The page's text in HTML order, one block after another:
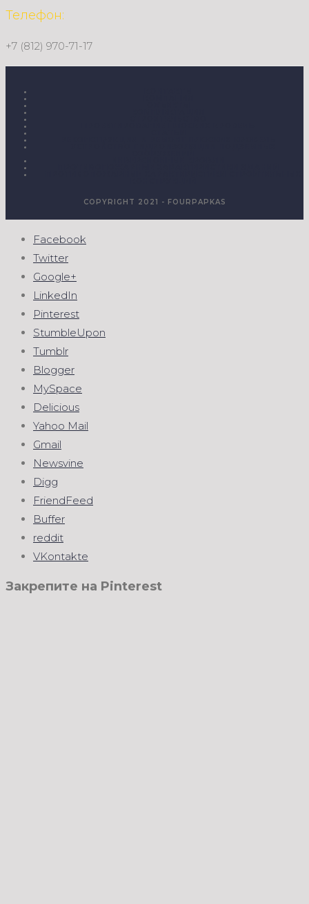
Телефон:
+7 (812) 970-71-17
COPYRIGHT 2021 - FOURPAPKAS
Facebook
Twitter
Google+
LinkedIn
Pinterest
StumbleUpon
Tumblr
Blogger
MySpace
Delicious
Yahoo Mail
Gmail
Newsvine
Digg
FriendFeed
Buffer
reddit
VKontakte
Закрепите на Pinterest